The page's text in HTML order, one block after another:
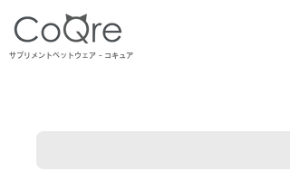
サプリメントペットウェア - コキュア